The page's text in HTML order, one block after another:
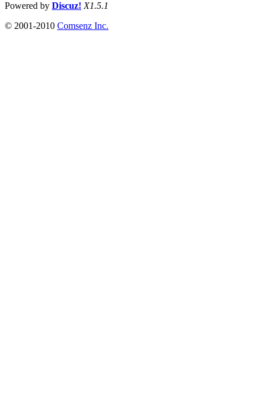
Powered by Discuz! X1.5.1
© 2001-2010 Comsenz Inc.